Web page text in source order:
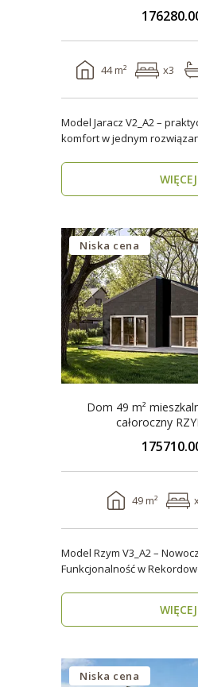
44 m² x3
Model Jaracz V2_A2 –
komfort w jednym rozwiązaniu! Jaracz
WIĘCEJ
Niska cena
Dom 49 m²
całoroczny
49 m²
Model Rzym V3_A2 –
Funkcjonalność w
WIĘCEJ
Niska cena